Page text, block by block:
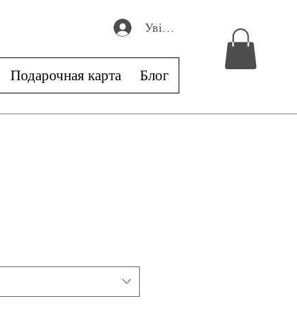
Увійти
Подарочная карта Блог